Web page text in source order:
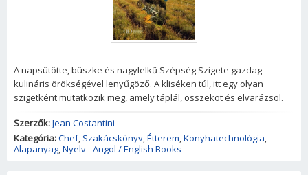
A napsütötte, büszke és nagylelkű Szépség Szigete gazdag
kulináris örökségével lenyűgöző. A kliséken túl, itt egy olyan
szigetként mutatkozik meg, amely táplál, összeköt és elvarázsol.
Szerzők:Jean Costantini
Kategória:Chef, Szakácskönyv,Étterem,Konyhatechnológia,
Alapanyag,Nyelv - Angol / English Books